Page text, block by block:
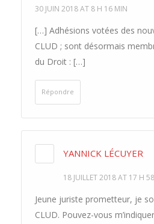
30 JUIN 2018 AT 8 H 16 MIN
[…] Adhésions votées des
CLUD ; sont désormais
du Droit : […]
Répondre
YANNICK LÉCUYER
18 JUILLET 2018 AT 17 H
Jeune juriste prometteur, je
CLUD. Pouvez-vous